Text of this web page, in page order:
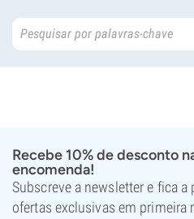
Recebe 10% de desconto
encomenda!
Subscreve a newsletter e fica a
ofertas exclusivas em primeira